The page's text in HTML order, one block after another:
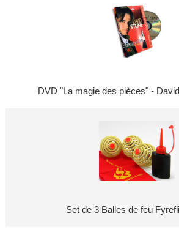
DVD "La magie des pièces" -
Set de 3 Balles de feu